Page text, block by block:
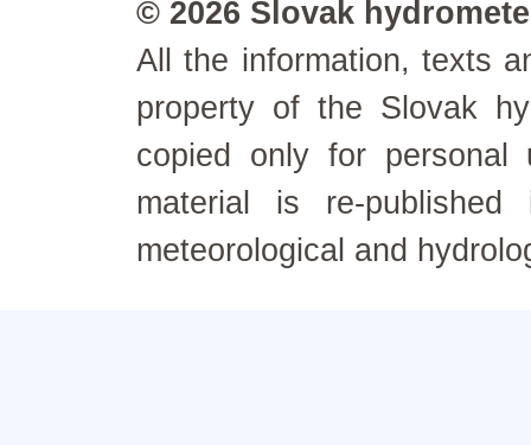
© 2026 Slovak
All the information, texts
property of the Slovak
copied only for personal
material is re-
meteorological and